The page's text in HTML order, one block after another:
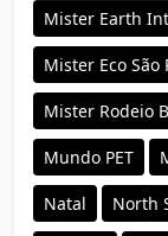
Mister Earth
Mister Eco São
Mister Rodeio
Mundo PET
Natal North